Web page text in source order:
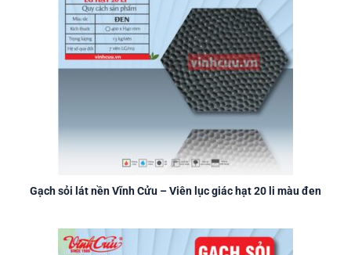
Gạch sỏi lát nền Vĩnh Cửu – Viên lục giác hạt 20 li màu đen